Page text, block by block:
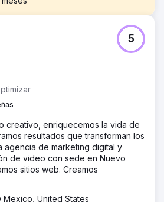
necesitaba aumentar su
más admisiones cualificadas
era mejorar su posicionamiento
búsquedas locales y crear una
potenciales orgánicos sin
de la publicidad de pago.
una estrategia integral de
la optimización del perfil de
SEO on-page, la optimización
de palabras clave, la gestión de
la estrategia de reseñas y
Al fortalecer tanto la
5
creativo, enriquecemos la vida de
resultados que transforman los
agencia de marketing digital y
de video con sede en Nuevo
sitios web. Creamos
United States